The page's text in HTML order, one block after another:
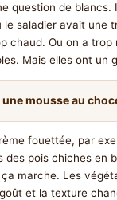
question de blancs.
le saladier avait une
chaud. Ou on a trop
Mais elles ont un
mousse au
fouettée, par
des pois chiches en
marche. Les
et la texture